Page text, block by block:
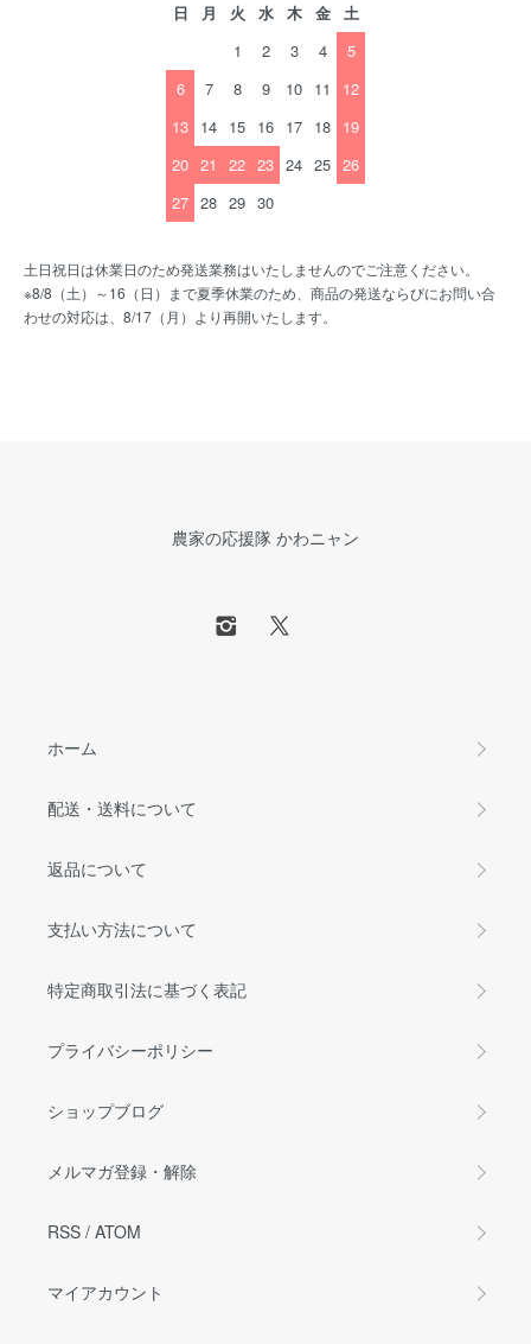
日 月 火 水 木 金
土
1
2 3 4
5
6
7 8 9 10 11
12
13 14 15 16 17 18 19
20 21 22 23 24 25 26
27 28 29 30
土日祝日は休業日のため発送業務はいたしませんのでご注意ください。
※8/8（土）～16（日）まで夏季休業のため、商品の発送ならびにお問い合
わせの対応は、8/17（月）より再開いたします。
農家の応援隊 かわニャン
ホーム
配送・送料について
返品について
支払い方法について
特定商取引法に基づく表記
プライバシーポリシー
ショップブログ
メルマガ登録・解除
RSS / ATOM
マイアカウント